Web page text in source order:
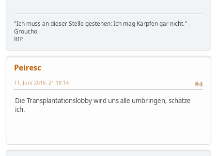
"Ich muss an dieser Stelle gestehen: Ich mag Karpfen gar nicht." -
Groucho
RIP
Peiresc
#4
11. Juni 2016, 21:18:14
Die Transplantationslobby wird uns alle umbringen, schätze
ich.